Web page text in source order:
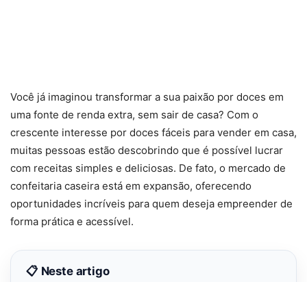
Você já imaginou transformar a sua paixão por doces em
uma fonte de renda extra, sem sair de casa? Com o
crescente interesse por doces fáceis para vender em casa,
muitas pessoas estão descobrindo que é possível lucrar
com receitas simples e deliciosas. De fato, o mercado de
confeitaria caseira está em expansão, oferecendo
oportunidades incríveis para quem deseja empreender de
forma prática e acessível.
📋 Neste artigo